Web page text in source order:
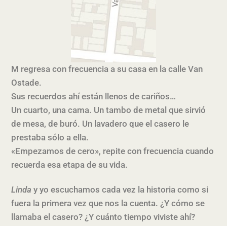
M regresa con frecuencia a su casa en la calle Van
Ostade.
Sus recuerdos ahí están llenos de cariños…
Un cuarto, una cama. Un tambo de metal que sirvió
de mesa, de buró. Un lavadero que el casero le
prestaba sólo a ella.
«Empezamos de cero», repite con frecuencia cuando
recuerda esa etapa de su vida.
Linday yo escuchamos cada vez la historia como si
fuera la primera vez que nos la cuenta. ¿Y cómo se
llamaba el casero? ¿Y cuánto tiempo viviste ahí?